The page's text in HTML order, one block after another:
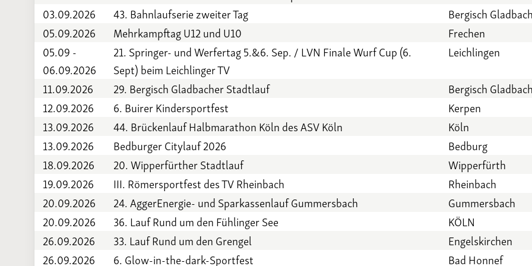
03.09.2026
43. Bahnlaufserie zweiter Tag
Bergisch
05.09.2026
Mehrkampftag U12 und U10
Frechen
05.09 -
06.09.2026
21. Springer- und Werfertag 5.&6. Sep. / LVN Finale Wurf Cup (6.
Sept) beim Leichlinger TV
Leichlingen
11.09.2026
29. Bergisch Gladbacher Stadtlauf
Bergisch
12.09.2026
6. Buirer Kindersportfest
Kerpen
13.09.2026
44. Brückenlauf Halbmarathon Köln des ASV Köln
Köln
13.09.2026
Bedburger Citylauf 2026
Bedburg
18.09.2026
20. Wipperfürther Stadtlauf
Wipperfürth
19.09.2026
III. Römersportfest des TV Rheinbach
Rheinbach
20.09.2026
24. AggerEnergie- und Sparkassenlauf Gummersbach
Gummersbach
20.09.2026
36. Lauf Rund um den Fühlinger See
KÖLN
26.09.2026
33. Lauf Rund um den Grengel
Engelskirchen
26.09.2026
6. Glow-in-the-dark-Sportfest Bad Honnef